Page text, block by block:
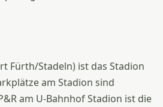
Fürth/Stadeln) ist das Stadion
am Stadion sind
am U-Bahnhof Stadion ist die